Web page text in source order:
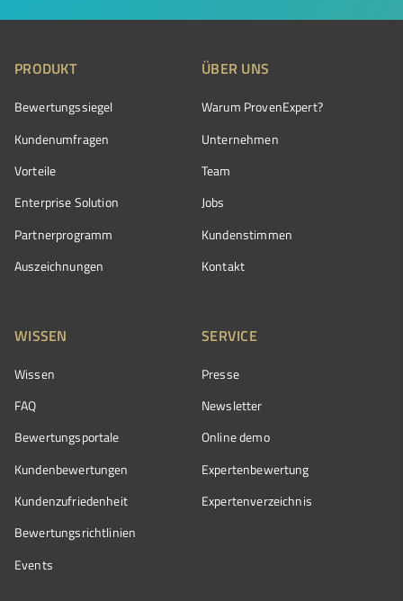
PRODUKT
Bewertungssiegel
Kundenumfragen
Vorteile
Enterprise Solution
Partnerprogramm
Auszeichnungen
ÜBER UNS
Warum ProvenExpert?
Unternehmen
Team
Jobs
Kundenstimmen
Kontakt
WISSEN
Wissen
FAQ
Bewertungsportale
Kundenbewertungen
Kundenzufriedenheit
Bewertungs­richtlinien
Events
SERVICE
Presse
Newsletter
Online demo
Expertenbewertung
Expertenverzeichnis